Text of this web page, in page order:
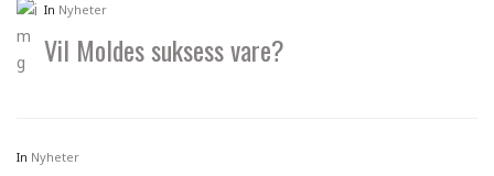
In Nyheter
Vil Moldes suksess vare?
In Nyheter